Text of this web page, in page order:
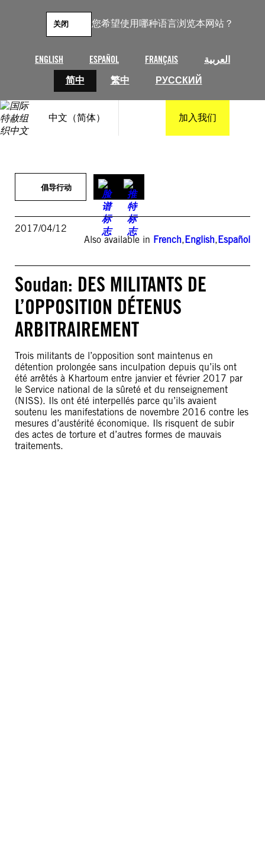
您希望使用哪种语言浏览本网站？
ENGLISH ESPAÑOL FRANÇAIS
العربية
简中
繁中 РУССКИЙ
关闭
中文（简体） 加入我们
倡导行动
2017/04/12
Also available in French,English,Español
Soudan: DES MILITANTS DE
L’OPPOSITION DÉTENUS
ARBITRAIREMENT
Trois militants de l’opposition sont maintenus en
détention prolongée sans inculpation depuis qu’ils ont
été arrêtés à Khartoum entre janvier et février 2017 par
le Service national de la sûreté et du renseignement
(NISS). Ils ont été interpellés parce qu’ils avaient
soutenu les manifestations de novembre 2016 contre les
mesures d’austérité économique. Ils risquent de subir
des actes de torture et d’autres formes de mauvais
traitements.